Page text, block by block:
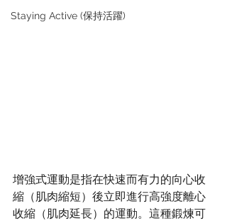
Staying Active (保持活躍)
增強式運動是指在快速而有力的向心收
縮（肌肉縮短）後立即進行高強度離心
收縮（肌肉延長）的運動。這種鍛煉可